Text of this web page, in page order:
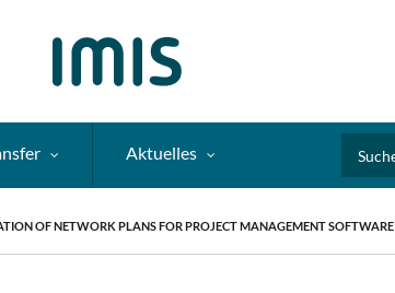
Aktuelles
OF NETWORK PLANS FOR PROJECT MANAGEMENT SOFTWARE